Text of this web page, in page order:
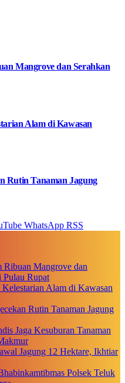
Mangrove dan Serahkan
Alam di Kawasan
Rutin Tanaman Jagung
WhatsApp RSS
Ribuan Mangrove dan
Pulau Rupat
Alam di Kawasan
Rutin Tanaman Jagung
Jaga Kesuburan Tanaman
Jagung 12 Hektare, Ikhtiar
Polsek Teluk